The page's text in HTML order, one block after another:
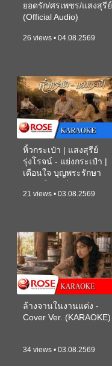
ยอดรัก/ศรเพชร/แสงสุรีย์
(Official Audio)
26 views • 04.08.2569
หิ้วกระเป๋า | แสงสุรีย์
รุ่งโรจน์ - แย่งกระเป๋า |
เตือนใจ บุญพระรักษา
21 views • 03.08.2569
ล้างจานในงานแต่ง -
Cover Ver. (KARAOKE)
34 views • 03.08.2569